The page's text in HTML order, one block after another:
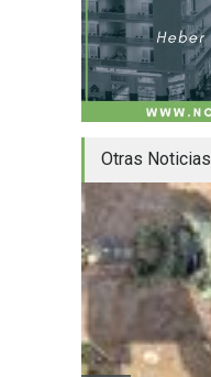
Otras Noticias